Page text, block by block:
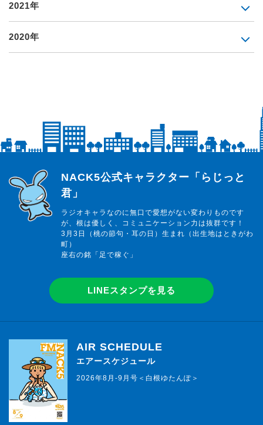
2021年
2020年
らじっと君
NACK5公式キャラクター「らじっと
君」
ラジオキャラなのに無口で愛想がない変わりものです
が、根は優しく、コミュニケーション力は抜群です！
3月3日（桃の節句・耳の日）生まれ（出生地はときがわ
町）
座右の銘「足で稼ぐ」
LINEスタンプを見る
AIR SCHEDULE
エアースケジュール
2026年8月-9月号＜白根ゆたんぽ＞